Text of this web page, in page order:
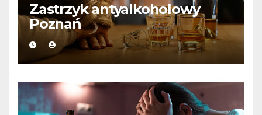
Zastrzyk antyalkoholowy
Poznań